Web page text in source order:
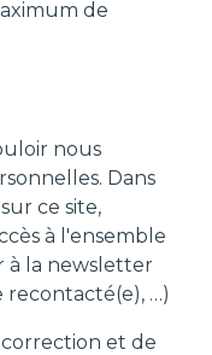
de
nous
Dans
ce site,
à l'ensemble
à la newsletter
recontacté(e), …)
et de